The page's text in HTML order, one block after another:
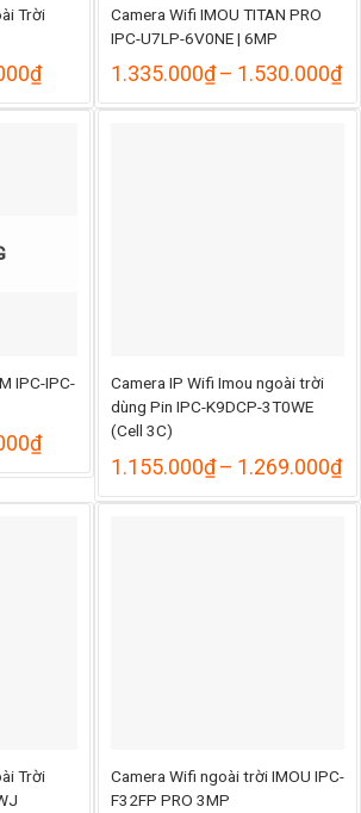
Trời
₫Khoảng
từ
Camera Wifi IMOU TITAN PRO
IPC-U7LP-6V0NE | 6MP
1.335.000₫– 1.530.000₫
từ
IPC-IPC-
₫Khoảng
giá:
từ
570.000₫
Camera IP Wifi Imou ngoài trời
dùng Pin IPC-K9DCP-3T0WE
(Cell 3C)
1.155.000₫– 1.269.000₫
từ
Trời
Camera Wifi ngoài trời IMOU IPC-
F32FP PRO 3MP